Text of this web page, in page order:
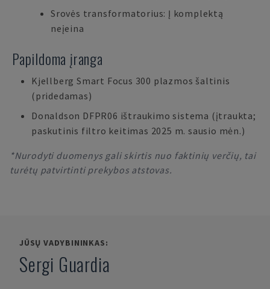
Srovės transformatorius: Į komplektą
neįeina
Papildoma įranga
Kjellberg Smart Focus 300 plazmos šaltinis
(pridedamas)
Donaldson DFPR06 ištraukimo sistema (įtraukta;
paskutinis filtro keitimas 2025 m. sausio mėn.)
*Nurodyti duomenys gali skirtis nuo faktinių verčių, tai
turėtų patvirtinti prekybos atstovas.
JŪSŲ VADYBININKAS:
Sergi Guardia